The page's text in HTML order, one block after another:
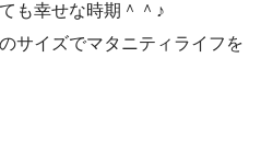
も幸せな時期＾＾♪
サイズでマタニティライフを